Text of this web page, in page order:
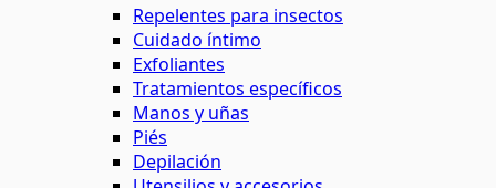
Repelentes para insectos
Cuidado íntimo
Exfoliantes
Tratamientos específicos
Manos y uñas
Piés
Depilación